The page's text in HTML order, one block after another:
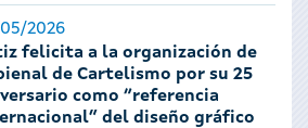
2026
felicita a la organización de
de Cartelismo por su 25
como “referencia
del diseño gráfico